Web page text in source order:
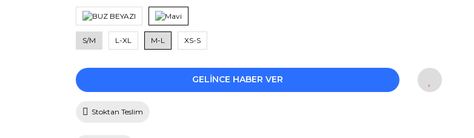
S/M L-XL M-L XS-S
GELİNCE HABER VER
Stoktan Teslim